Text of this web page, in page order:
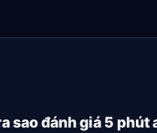
sao đánh giá 5 phút